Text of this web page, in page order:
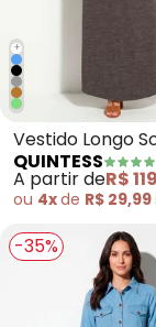
+
Vestido Longo
com Fenda
Chumbo
QUINTESS
A partir deR$
ou 4xde R$ 29,99
-35%